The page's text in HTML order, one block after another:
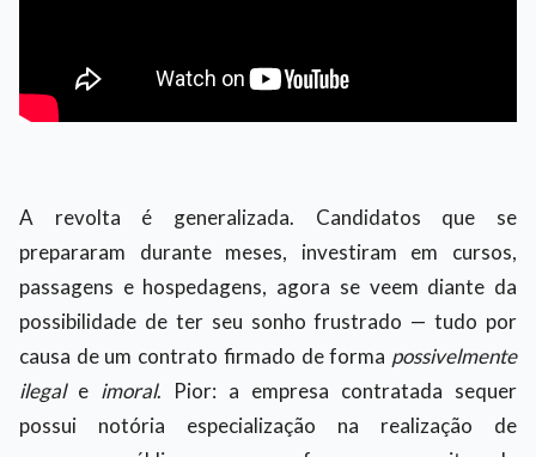
A revolta é generalizada. Candidatos que se
prepararam durante meses, investiram em cursos,
passagens e hospedagens, agora se veem diante da
possibilidade de ter seu sonho frustrado — tudo por
causa de um contrato firmado de forma possivelmente
ilegale imoral. Pior: a empresa contratada sequer
possui notória especialização na realização de